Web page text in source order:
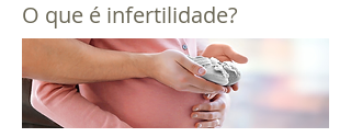
O que é infertilidade?